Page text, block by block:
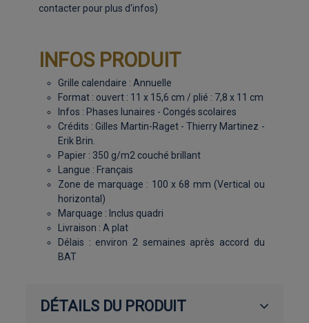
contacter pour plus d'infos)
INFOS PRODUIT
Grille calendaire : Annuelle
Format : ouvert : 11 x 15,6 cm / plié : 7,8 x 11 cm
Infos : Phases lunaires - Congés scolaires
Crédits : Gilles Martin-Raget - Thierry Martinez -
Erik Brin.
Papier : 350 g/m2 couché brillant
Langue : Français
Zone de marquage : 100 x 68 mm (Vertical ou
horizontal)
Marquage : Inclus quadri
Livraison : A plat
Délais : environ 2 semaines après accord du
BAT
DÉTAILS DU PRODUIT